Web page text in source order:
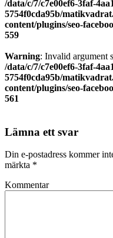
/data/c/7/c7e00ef6-3faf-
5754f0cda95b/
content/plugins/seo-
559
Warning: Invalid argument
/data/c/7/c7e00ef6-3faf-
5754f0cda95b/
content/plugins/seo-
561
Lämna ett svar
Din e-postadress kommer
märkta *
Kommentar